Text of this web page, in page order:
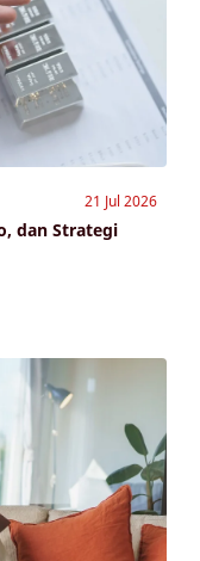
21 Jul 2026
dan Strategi